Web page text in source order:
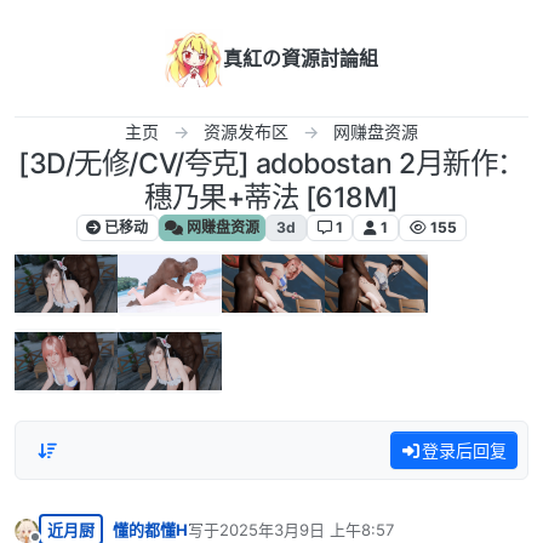
真紅の資源討論組
主页 资源发布区 网赚盘资源
[3D/无修/CV/夸克] adobostan 2月新作：
穗乃果+蒂法 [618M]
已移动 网赚盘资源 3d 1 1 155
登录后回复
近月厨 懂的都懂H写于2025年3月9日 上午8:57